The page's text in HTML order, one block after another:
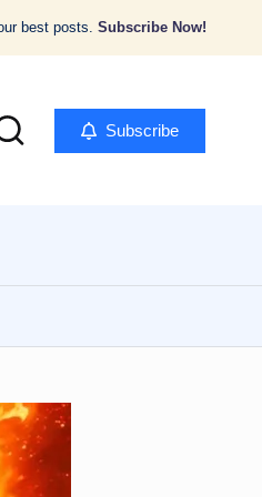
best posts. Subscribe Now!
Subscribe